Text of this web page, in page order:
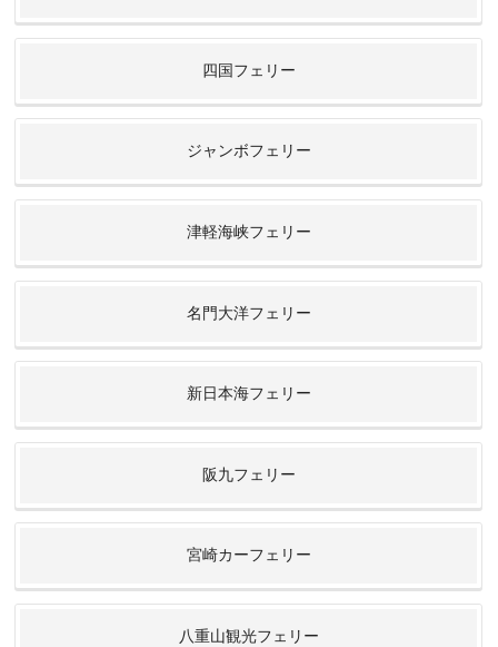
四国フェリー
ジャンボフェリー
津軽海峡フェリー
名門大洋フェリー
新日本海フェリー
阪九フェリー
宮崎カーフェリー
八重山観光フェリー